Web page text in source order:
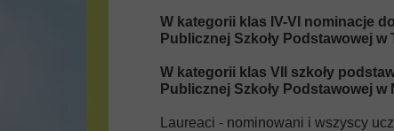
W kategorii klas IV-VI nominacje
Publicznej Szkoły Podstawowej w
W kategorii klas VII szkoły
Publicznej Szkoły Podstawowej w
Laureaci - nominowani i wszyscy